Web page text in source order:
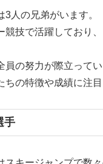
人の兄弟がいます。
競技で活躍しており
員の努力が際立ってい
ちの特徴や成績に注目
手